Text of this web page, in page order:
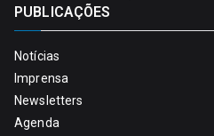
PUBLICAÇÕES
Notícias
Imprensa
Newsletters
Agenda